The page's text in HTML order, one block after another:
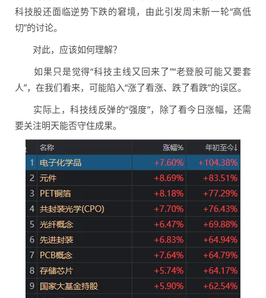
科技股还面临逆势下跌的窘境，由此引发周末新一轮“高低
切”的讨论。
对此，应该如何理解？
如果只是觉得“科技主线又回来了”“老登股可能又要套
人”，在我们看来，可能陷入“涨了看涨、跌了看跌”的误区。
实际上，科技线反弹的“强度”，除了看今日涨幅，还需
要关注明天能否守住成果。